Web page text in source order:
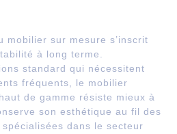
mobilier sur mesure s’inscrit
à long terme.
standard qui nécessitent
fréquents, le mobilier
de gamme résiste mieux à
son esthétique au fil des
dans le secteur